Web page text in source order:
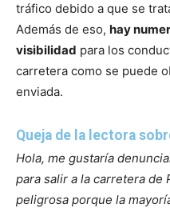
tráfico debido a que se
Además de eso, hay
visibilidad para los
carretera como se puede
enviada.
Queja de la lectora
Hola, me gustaría
para salir a la carretera de
peligrosa porque la